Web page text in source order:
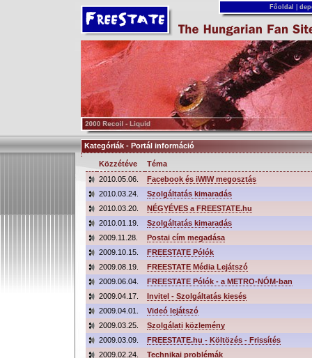
Főoldal
Kategóriák - Portál információ
Közzétéve
Téma
2010.05.06.
Facebook és iWIW megosztás
2010.03.24.
Szolgáltatás kimaradás
2010.03.20.
NÉGYÉVES a FREESTATE.hu
2010.01.19.
Szolgáltatás kimaradás
2009.11.28.
Postai cím megadása
2009.10.15.
FREESTATE Pólók
2009.08.19.
FREESTATE Média Lejátszó
2009.06.04.
FREESTATE Pólók - a METRO-NÓM-ban
2009.04.17.
Invitel - Szolgáltatás kiesés
2009.04.01.
Videó lejátszó
2009.03.25.
Szolgálati közlemény
2009.03.09.
FREESTATE.hu - Költözés - Frissítés
2009.02.24.
Technikai problémák